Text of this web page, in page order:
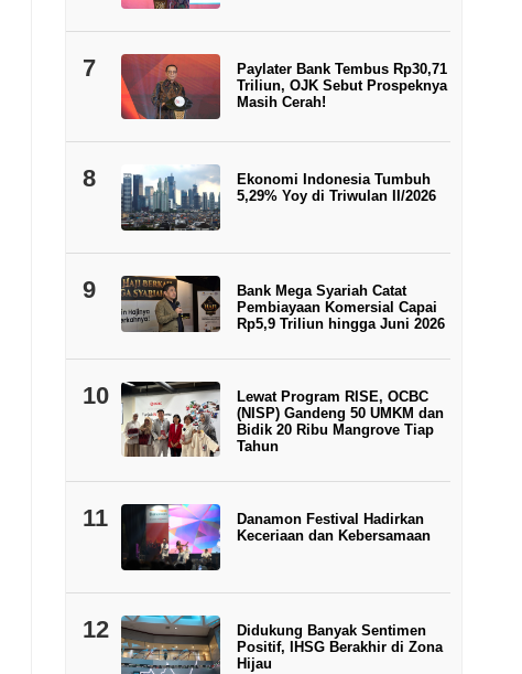
7
Paylater Bank Tembus Rp30,71
Triliun, OJK Sebut Prospeknya
Masih Cerah!
8
Ekonomi Indonesia Tumbuh
5,29% Yoy di Triwulan II/2026
9
Bank Mega Syariah Catat
Pembiayaan Komersial Capai
Rp5,9 Triliun hingga Juni 2026
10
Lewat Program RISE, OCBC
(NISP) Gandeng 50 UMKM dan
Bidik 20 Ribu Mangrove Tiap
Tahun
11
Danamon Festival Hadirkan
Keceriaan dan Kebersamaan
12
Didukung Banyak Sentimen
Positif, IHSG Berakhir di Zona
Hijau